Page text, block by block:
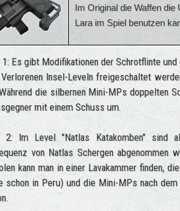
Im Original die Waffen
Lara im Spiel benutzen
1: Es gibt Modifikationen der Schrotflinte
Insel-Leveln freigeschaltet
die silbernen Mini-MPs doppelten
mit einem Schuss um.
2: Im Level "Natlas Katakomben"
von Natlas Schergen
kann man in einer Lavakammer finden,
schon in Peru) und die Mini-MPs nach